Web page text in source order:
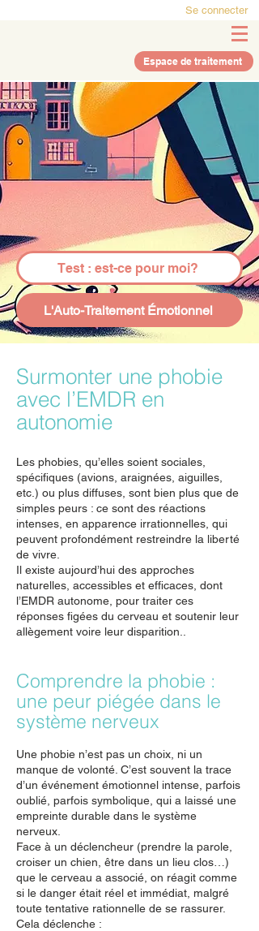
Se connecter
Espace de traitement
Test : est-ce pour moi?
L'Auto-Traitement Émotionnel
Surmonter une phobie
avec l’EMDR en
autonomie
Les phobies, qu’elles soient sociales,
spécifiques (avions, araignées, aiguilles,
etc.) ou plus diffuses, sont bien plus que de
simples peurs : ce sont des réactions
intenses, en apparence irrationnelles, qui
peuvent profondément restreindre la liberté
de vivre.
Il existe aujourd’hui des approches
naturelles, accessibles et efficaces, dont
l’EMDR autonome, pour traiter ces
réponses figées du cerveau et soutenir leur
allègement voire leur disparition..
Comprendre la phobie :
une peur piégée dans le
système nerveux
Une phobie n’est pas un choix, ni un
manque de volonté. C’est souvent la trace
d’un événement émotionnel intense, parfois
oublié, parfois symbolique, qui a laissé une
empreinte durable dans le système
nerveux.
Face à un déclencheur (prendre la parole,
croiser un chien, être dans un lieu clos…)
que le cerveau a associé, on réagit comme
si le danger était réel et immédiat, malgré
toute tentative rationnelle de se rassurer.
Cela déclenche :